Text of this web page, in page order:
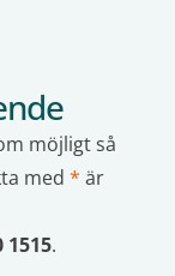
möjligt så
med * är
1515.